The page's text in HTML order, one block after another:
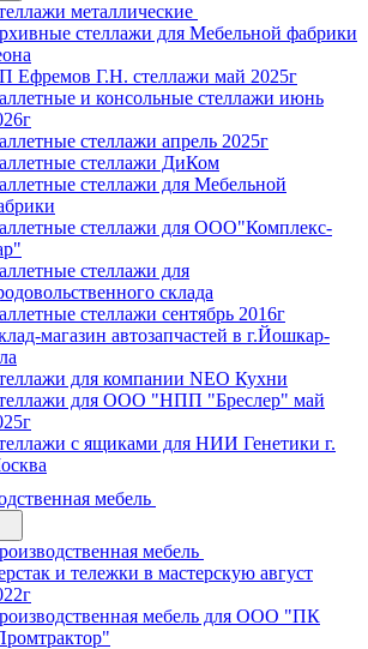
металлические
стеллажи для Мебельной фабрики
Ефремов Г.Н. стеллажи май 2025г
и консольные стеллажи июнь
стеллажи апрель 2025г
стеллажи ДиКом
стеллажи для Мебельной
стеллажи для ООО"Комплекс-
стеллажи для
склада
стеллажи сентябрь 2016г
магазин автозапчастей в г.Йошкар-
для компании NEO Кухни
для ООО "НПП "Бреслер" май
с ящиками для НИИ Генетики г.
мебель
мебель
и тележки в мастерскую август
мебель для ООО "ПК